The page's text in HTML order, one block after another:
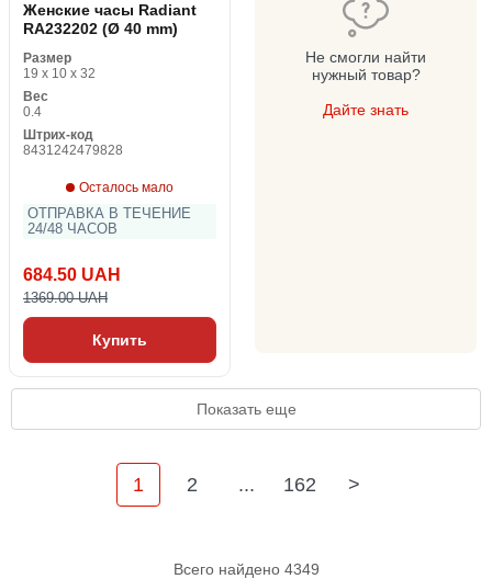
Женские часы Radiant
RA232202 (Ø 40 mm)
Размер
19 x 10 x 32
Вес
0.4
Штрих-код
8431242479828
Осталось мало
ОТПРАВКА В ТЕЧЕНИЕ
24/48 ЧАСОВ
684.50 UAH
1369.00 UAH
Купить
Не смогли найти
нужный товар?
Дайте знать
Показать еще
1 2 ... 162 >
Всего найдено 4349